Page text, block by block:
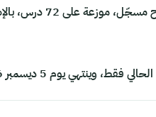
فقط، وينتهي يوم 5 ديسمبر 2026.